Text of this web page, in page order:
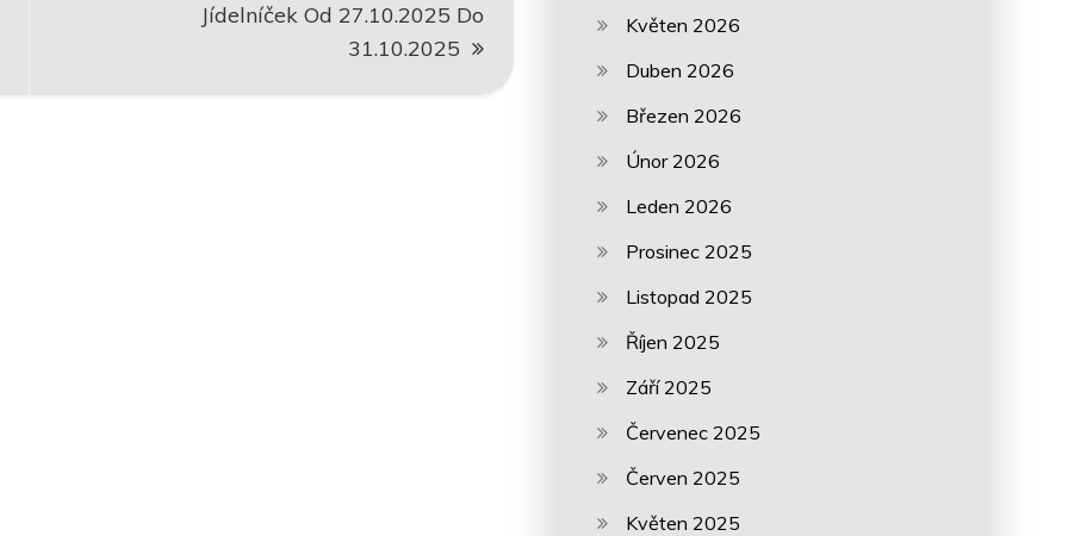
Jídelníček Od 27.10.2025 Do
31.10.2025
Květen 2026
Duben 2026
Březen 2026
Únor 2026
Leden 2026
Prosinec 2025
Listopad 2025
Říjen 2025
Září 2025
Červenec 2025
Červen 2025
Květen 2025